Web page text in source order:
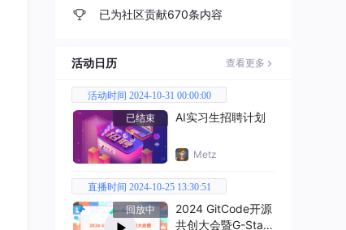
已为社区贡献670条内容
活动日历 查看更多
活动时间 2024-10-31 00:00:00
已结束
AI实习生招聘计划
Metz
直播时间 2024-10-25 13:30:51
回放中
2024 GitCode开源
共创大会暨G-Star